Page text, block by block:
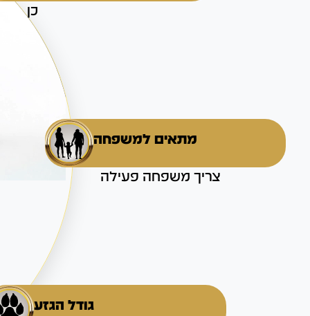
כן
מתאים למשפחה
צריך משפחה פעילה
גודל הגזע